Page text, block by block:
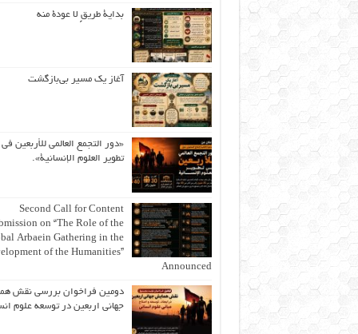
بداية طريقٍ لا عودة منه
آغاز یک مسیر بی‌بازگشت
«دور التجمع العالمي للأربعين في
تطوير العلوم الإنسانية».
Second Call for Content
on “The Role of the
Arbaein Gathering in the
of the Humanities”
Announced
دومین فراخوان بررسی نقش
جهانی اربعین در توسعه علوم